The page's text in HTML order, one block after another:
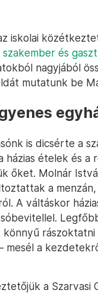
iskolai
és
nagyjából
mutatunk be
is dicsérte a
házias ételek és
őket. Molnár
a
A váltáskor
könnyű
mesél a
a